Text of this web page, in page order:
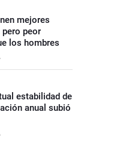
mejores
peor
los hombres
estabilidad de
anual subió